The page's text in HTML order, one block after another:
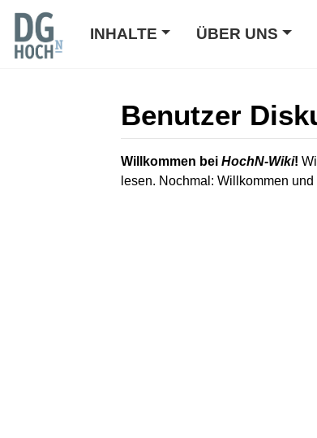
INHALTE ÜBER UNS
Benutzer
Wechseln zu: Navigation,Suche
Willkommen bei HochN-Wiki!
lesen. Nochmal: Willkommen